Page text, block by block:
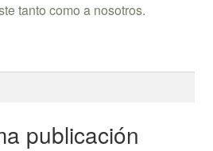
tanto como a nosotros.
publicación